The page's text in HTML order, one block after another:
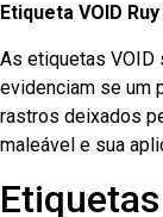
Etiqueta VOID
As etiquetas
evidenciam se um
rastros deixados
maleável e sua